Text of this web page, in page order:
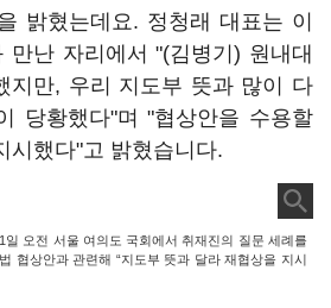
밝혔는데요. 정청래 대표는 이
만난 자리에서 "(김병기) 원내대
지만, 우리 지도부 뜻과 많이 다
당황했다"며 "협상안을 수용할
시했다"고 밝혔습니다.
일 오전 서울 여의도 국회에서 취재진의 질문 세례를
협상안과 관련해 “지도부 뜻과 달라 재협상을 지시